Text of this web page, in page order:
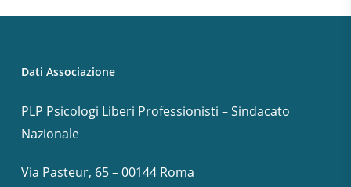
Dati Associazione
PLP Psicologi Liberi Professionisti – Sindacato
Nazionale
Via Pasteur, 65 – 00144 Roma